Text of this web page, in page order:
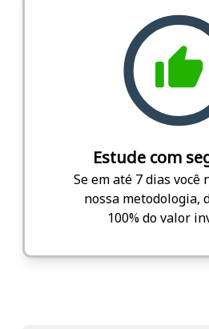
Estude com
Se em até 7 dias você
nossa metodologia,
100% do valor